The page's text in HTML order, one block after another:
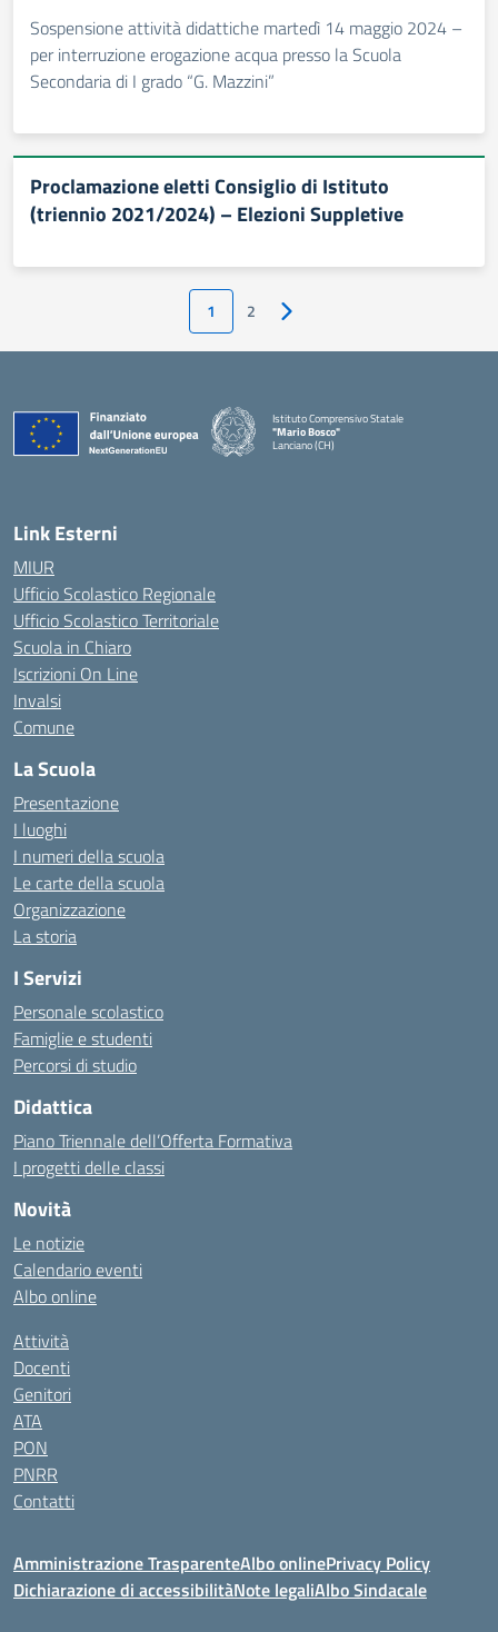
Sospensione attività didattiche martedì 14 maggio 2024 –
per interruzione erogazione acqua presso la Scuola
Secondaria di I grado “G. Mazzini”
Proclamazione eletti Consiglio di Istituto
(triennio 2021/2024) – Elezioni Suppletive
1 2 Pagina successiva
Istituto Comprensivo Statale
"Mario Bosco"
Lanciano (CH)
Link Esterni
MIUR
Ufficio Scolastico Regionale
Ufficio Scolastico Territoriale
Scuola in Chiaro
Iscrizioni On Line
Invalsi
Comune
La Scuola
Presentazione
I luoghi
I numeri della scuola
Le carte della scuola
Organizzazione
La storia
I Servizi
Personale scolastico
Famiglie e studenti
Percorsi di studio
Didattica
Piano Triennale dell’Offerta Formativa
I progetti delle classi
Novità
Le notizie
Calendario eventi
Albo online
Attività
Docenti
Genitori
ATA
PON
PNRR
Contatti
Amministrazione TrasparenteAlbo onlinePrivacy Policy
Dichiarazione di accessibilitàNote legaliAlbo Sindacale